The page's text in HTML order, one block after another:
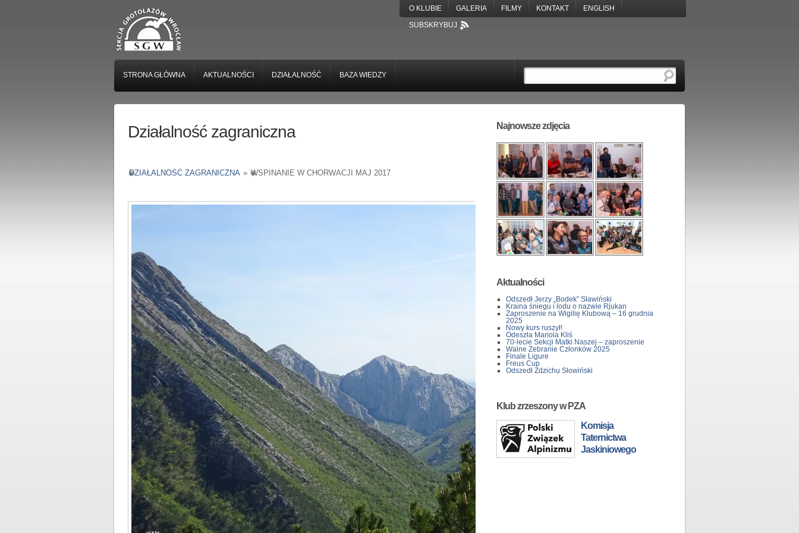
O KLUBIE GALERIA FILMY KONTAKT
ENGLISH
SUBSKRYBUJ
STRONA GŁÓWNA AKTUALNOŚCI DZIAŁALNOŚĆ BAZA WIEDZY
Działalność zagraniczna
DZIAŁALNOŚĆ ZAGRANICZNA » WSPINANIE W CHORWACJI MAJ 2017
Najnowsze zdjęcia
Aktualności
Odszedł Jerzy „Bodek” Sławiński
Kraina śniegu i lodu o nazwie Rjukan
Zaproszenie na Wigilię Klubową – 16 grudnia
2025
Nowy kurs ruszył!
Odeszła Mariola Kliś
70-lecie Sekcji Matki Naszej – zaproszenie
Walne Zebranie Członków 2025
Finale Ligure
Freus Cup
Odszedł Zdzichu Słowiński
Klub zrzeszony w PZA
Komisja
Taternictwa
Jaskiniowego